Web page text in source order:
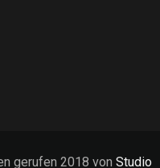
gerufen 2018 von Studio